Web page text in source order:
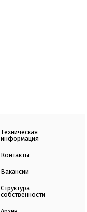
Техническая
информация
Контакты
Вакансии
Структура
собственности